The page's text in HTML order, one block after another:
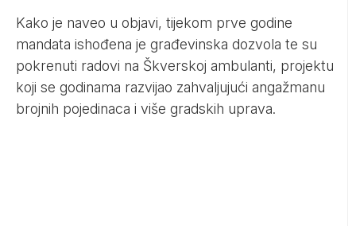
Kako je naveo u objavi, tijekom prve godine
mandata ishođena je građevinska dozvola te su
pokrenuti radovi na Škverskoj ambulanti, projektu
koji se godinama razvijao zahvaljujući angažmanu
brojnih pojedinaca i više gradskih uprava.